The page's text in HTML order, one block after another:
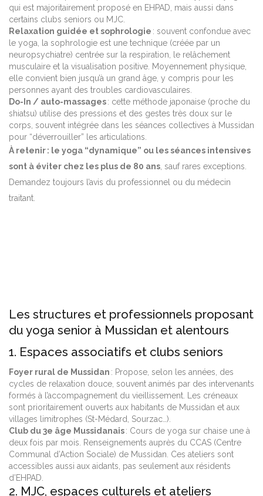
qui est majoritairement proposé en EHPAD, mais aussi dans
certains clubs seniors ou MJC.
Relaxation guidée et sophrologie : souvent confondue avec
le yoga, la sophrologie est une technique (créée par un
neuropsychiatre) centrée sur la respiration, le relâchement
musculaire et la visualisation positive. Moyennement physique,
elle convient bien jusqu’à un grand âge, y compris pour les
personnes ayant des troubles cardiovasculaires.
Do-In / auto-massages: cette méthode japonaise (proche du
shiatsu) utilise des pressions et des gestes très doux sur le
corps, souvent intégrée dans les séances collectives à Mussidan
pour “déverrouiller” les articulations.
À retenir : le yoga “dynamique” ou les séances intensives
sont à éviter chez les plus de 80 ans , sauf rares exceptions.
Demandez toujours l’avis du professionnel ou du médecin
traitant.
Les structures et professionnels proposant
du yoga senior à Mussidan et alentours
1. Espaces associatifs et clubs seniors
Foyer rural de Mussidan : Propose, selon les années, des
cycles de relaxation douce, souvent animés par des intervenants
formés à l’accompagnement du vieillissement. Les créneaux
sont prioritairement ouverts aux habitants de Mussidan et aux
villages limitrophes (St-Médard, Sourzac…).
Club du 3e âge Mussidanais: Cours de yoga sur chaise une à
deux fois par mois. Renseignements auprès du CCAS (Centre
Communal d’Action Sociale) de Mussidan. Ces ateliers sont
accessibles aussi aux aidants, pas seulement aux résidents
d’EHPAD.
2. MJC, espaces culturels et ateliers